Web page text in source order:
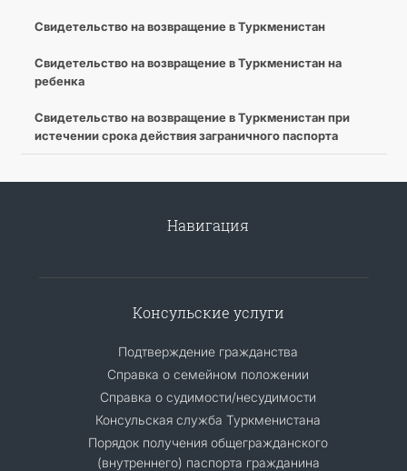
Свидетельство на возвращение в Туркменистан
Cвидетельство на возвращение в Туркменистан на
ребенка
Cвидетельство на возвращение в Туркменистан при
истечении срока действия заграничного паспорта
Навигация
Консульские услуги
Подтверждение гражданства
Справка о семейном положении
Справка о судимости/несудимости
Консульская служба Туркменистана
Порядок получения общегражданского
(внутреннего) паспорта гражданина